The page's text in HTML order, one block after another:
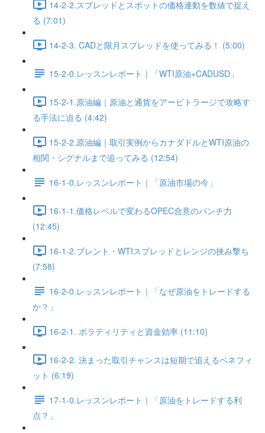
14-2-2.スプレッドとスポットの価格連動を数値で捉え
る (7:01)
14-2-3. CADと限月スプレッドを使ってみる！ (5:00)
15-2-0.レッスンレポート｜「WTI原油×CADUSD」
15-2-1.原油編｜原油と通貨をアービトラージで攻略す
る手法に迫る (4:42)
15-2-2.原油編｜取引実例からカナダドルとWTI原油の
相関・シグナルまで追ってみる (12:54)
16-1-0.レッスンレポート｜「原油市場の今」
16-1-1.価格レベルで変わるOPEC合意のパンチ力
(12:45)
16-1-2.ブレント・WTIスプレッドとレンジの挟み撃ち
(7:58)
16-2-0.レッスンレポート｜「なぜ原油をトレードする
か？」
16-2-1. ボラティリティと資金効率 (11:10)
16-2-2. 決まった取引チャンスは短期で追えるベネフィ
ット (6:19)
17-1-0.レッスンレポート｜「原油をトレードする利
点？」